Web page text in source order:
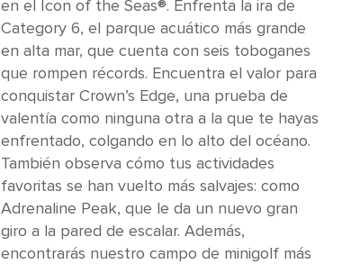
en el Icon of the Seas®. Enfrenta la ira de
Category 6, el parque acuático más grande
en alta mar, que cuenta con seis toboganes
que rompen récords. Encuentra el valor para
conquistar Crown’s Edge, una prueba de
valentía como ninguna otra a la que te hayas
enfrentado, colgando en lo alto del océano.
También observa cómo tus actividades
favoritas se han vuelto más salvajes: como
Adrenaline Peak, que le da un nuevo gran
giro a la pared de escalar. Además,
encontrarás nuestro campo de minigolf más